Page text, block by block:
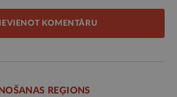
KOMENTĀRU
REĢIONS